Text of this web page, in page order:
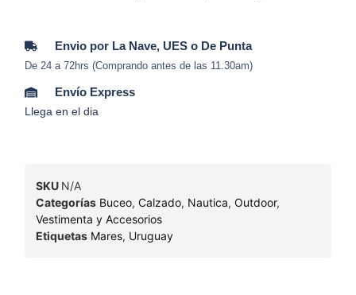
Envio por La Nave, UES o De Punta
De 24 a 72hrs (Comprando antes de las 11.30am)
Envío Express
Llega en el dia
SKU N/A
Categorías Buceo,Calzado, Nautica,Outdoor,
Vestimenta y Accesorios
Etiquetas Mares, Uruguay